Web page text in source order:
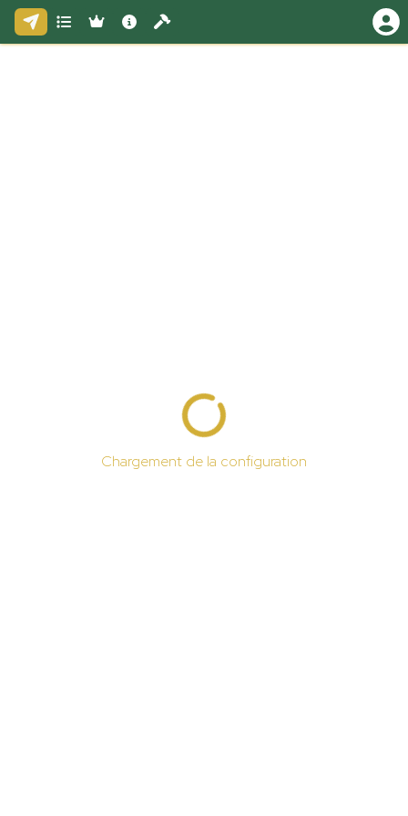
Chargement de la configuration